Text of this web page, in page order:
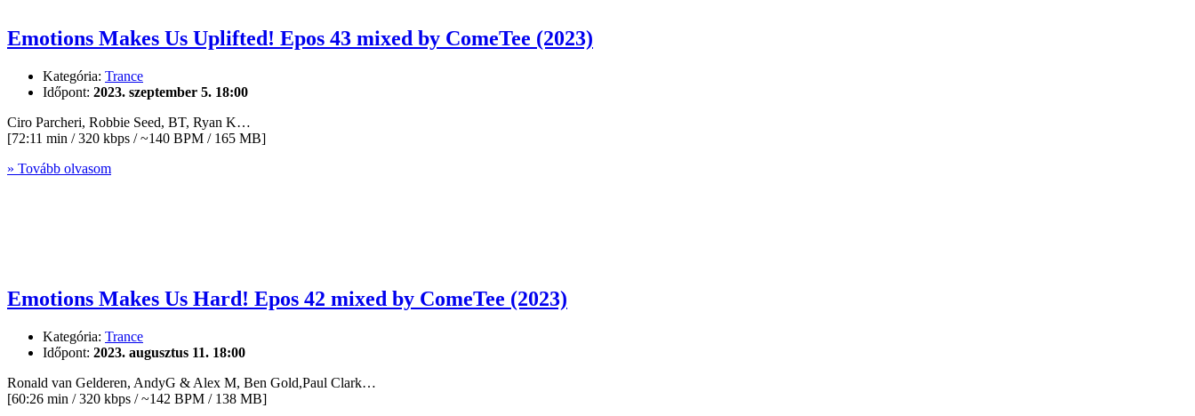
Emotions Makes Us Uplifted! Epos 43 mixed by ComeTee (2023)
Kategória: Trance
Időpont: 2023. szeptember 5. 18:00
Ciro Parcheri, Robbie Seed, BT, Ryan K…
[72:11 min / 320 kbps / ~140 BPM / 165 MB]
» Tovább olvasom
Emotions Makes Us Hard! Epos 42 mixed by ComeTee (2023)
Kategória: Trance
Időpont: 2023. augusztus 11. 18:00
Ronald van Gelderen, AndyG & Alex M, Ben Gold,Paul Clark…
[60:26 min / 320 kbps / ~142 BPM / 138 MB]